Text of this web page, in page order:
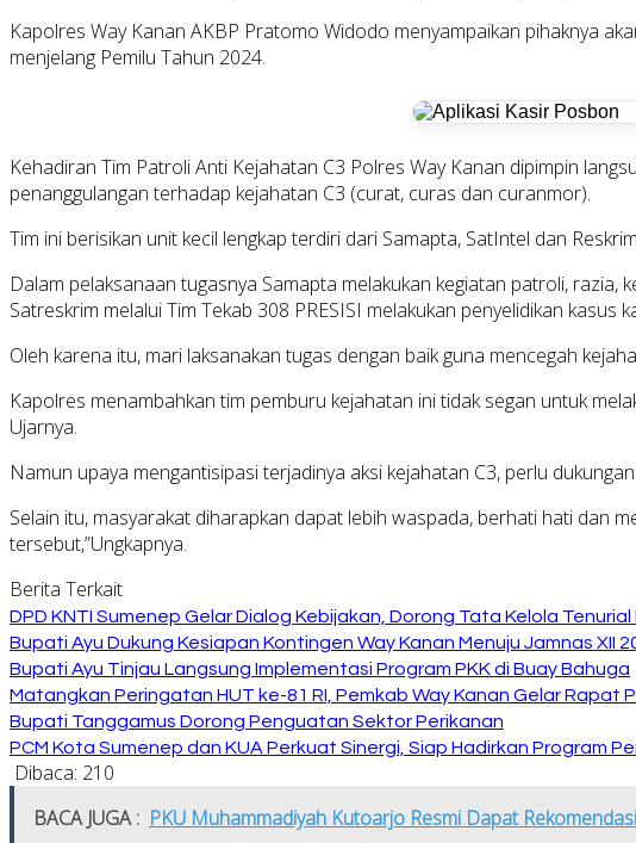
Kapolres Way Kanan AKBP Pratomo Widodo menyampaikan pihaknya
menjelang Pemilu Tahun 2024.
Kehadiran Tim Patroli Anti Kejahatan C3 Polres Way Kanan dipimpin
penanggulangan terhadap kejahatan C3 (curat, curas dan curanmor).
Tim ini berisikan unit kecil lengkap terdiri dari Samapta, SatIntel dan
Dalam pelaksanaan tugasnya Samapta melakukan kegiatan patroli,
Satreskrim melalui Tim Tekab 308 PRESISI melakukan penyelidikan kasus
Oleh karena itu, mari laksanakan tugas dengan baik guna mencegah
Kapolres menambahkan tim pemburu kejahatan ini tidak segan untuk
Ujarnya.
Namun upaya mengantisipasi terjadinya aksi kejahatan C3, perlu
Selain itu, masyarakat diharapkan dapat lebih waspada, berhati hati dan
tersebut,”Ungkapnya.
Berita Terkait
DPD KNTI Sumenep Gelar Dialog Kebijakan, Dorong Tata Kelola
Bupati Ayu Dukung Kesiapan Kontingen Way Kanan Menuju Jamnas XII
Bupati Ayu Tinjau Langsung Implementasi Program PKK di Buay Bahuga
Matangkan Peringatan HUT ke-81 RI, Pemkab Way Kanan Gelar Rapat
Bupati Tanggamus Dorong Penguatan Sektor Perikanan
PCM Kota Sumenep dan KUA Perkuat Sinergi, Siap Hadirkan Program
Dibaca: 210
BACA JUGA : PKU Muhammadiyah Kutoarjo Resmi Dapat